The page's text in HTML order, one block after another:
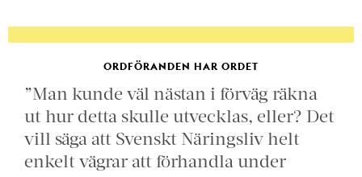
ORDFÖRANDEN HAR ORDET
”Man kunde väl nästan i förväg räkna
ut hur detta skulle utvecklas, eller? Det
vill säga att Svenskt Näringsliv helt
enkelt vägrar att förhandla under